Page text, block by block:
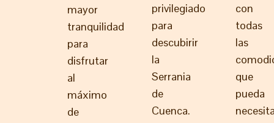
mayor
tranquilidad
para
disfrutar
al
máximo
de
privilegiado
para
descubirir
la
Serrania
de
Cuenca.
con
todas
las
que
pueda